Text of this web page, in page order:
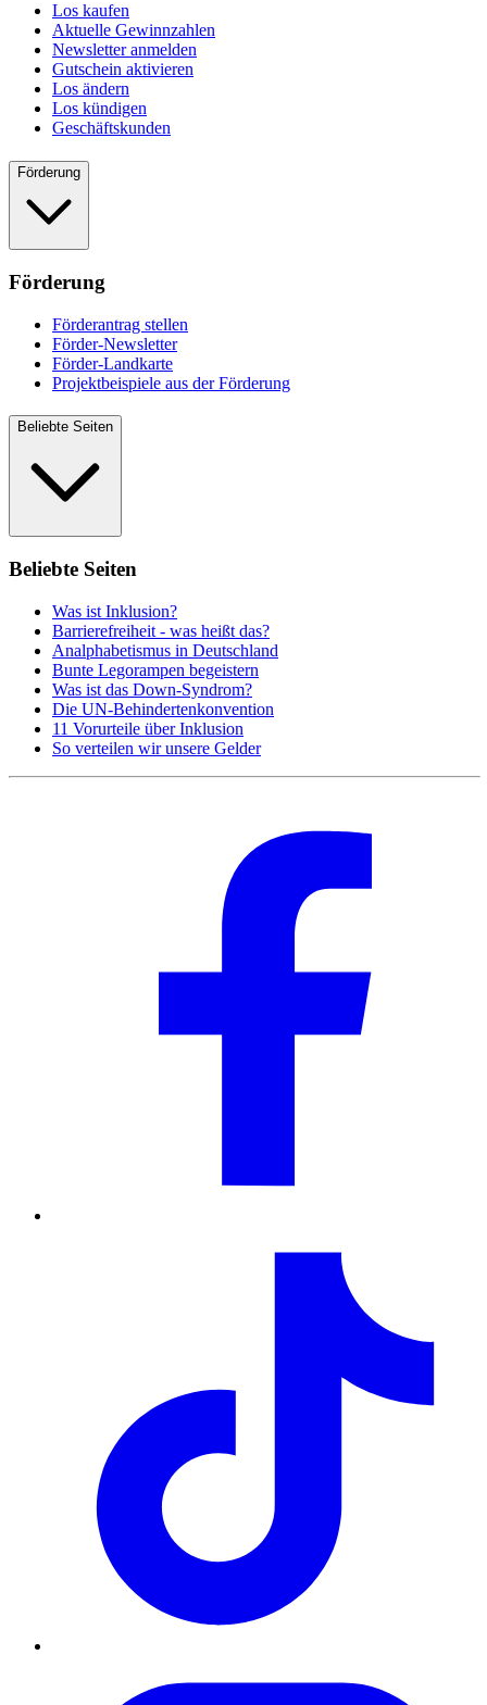
Los kaufen
Aktuelle Gewinnzahlen
Newsletter anmelden
Gutschein aktivieren
Los ändern
Los kündigen
Geschäftskunden
Förderung
Förderung
Förderantrag stellen
Förder-Newsletter
Förder-Landkarte
Projektbeispiele aus der Förderung
Beliebte Seiten
Beliebte Seiten
Was ist Inklusion?
Barrierefreiheit - was heißt das?
Analphabetismus in Deutschland
Bunte Legorampen begeistern
Was ist das Down-Syndrom?
Die UN-Behindertenkonvention
11 Vorurteile über Inklusion
So verteilen wir unsere Gelder